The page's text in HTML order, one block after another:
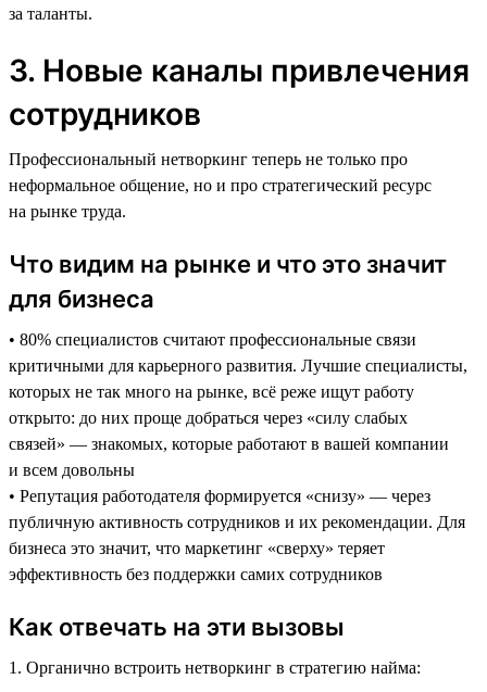
за таланты.
3. Новые каналы привлечения
сотрудников
Профессиональный нетворкинг теперь не только про
неформальное общение, но и про стратегический ресурс
на рынке труда.
Что видим на рынке и что это значит
для бизнеса
• 80% специалистов считают профессиональные связи
критичными для карьерного развития. Лучшие специалисты,
которых не так много на рынке, всё реже ищут работу
открыто: до них проще добраться через «силу слабых
связей» — знакомых, которые работают в вашей компании
и всем довольны
• Репутация работодателя формируется «снизу» — через
публичную активность сотрудников и их рекомендации. Для
бизнеса это значит, что маркетинг «сверху» теряет
эффективность без поддержки самих сотрудников
Как отвечать на эти вызовы
1. Органично встроить нетворкинг в стратегию найма: